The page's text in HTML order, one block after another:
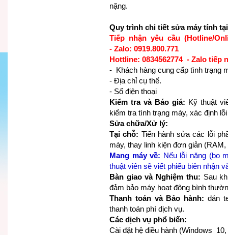
nặng.
Quy trình chi tiết sửa máy tính
Tiếp nhận yêu cầu (Hotline/
- Zalo: 0919.800.771
Hottline: 0834562774 - Zalo tiếp
- Khách hàng cung cấp tình trạng
- Địa chỉ cụ thể.
- Số điện thoại
Kiểm tra và Báo giá: Kỹ thuật
kiểm tra tình trạng máy, xác định
Sửa chữa/Xử lý:
Tại chỗ: Tiến hành sửa các lỗi
máy, thay linh kiện đơn giản
Mang máy về: Nếu lỗi nặng (bo
thuật viên sẽ viết phiếu biên nhận
Bàn giao và Nghiệm thu: Sau
đảm bảo máy hoạt động bình
Thanh toán và Bảo hành: dán
thanh toán phí dịch vụ.
Các dịch vụ phổ biến:
Cài đặt hệ điều hành (Windows